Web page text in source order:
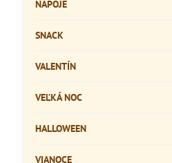
NÁPOJE
SNACK
VALENTÍN
VEĽKÁ NOC
HALLOWEEN
VIANOCE